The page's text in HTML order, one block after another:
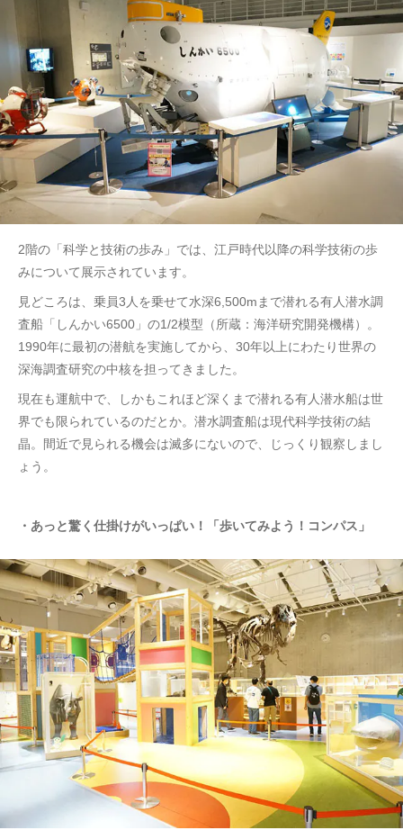
2階の「科学と技術の歩み」では、江戸時代以降の科学技術の歩
みについて展示されています。
見どころは、乗員3人を乗せて水深6,500mまで潜れる有人潜水調
査船「しんかい6500」の1/2模型（所蔵：海洋研究開発機構）。
1990年に最初の潜航を実施してから、30年以上にわたり世界の
深海調査研究の中核を担ってきました。
現在も運航中で、しかもこれほど深くまで潜れる有人潜水船は世
界でも限られているのだとか。潜水調査船は現代科学技術の結
晶。間近で見られる機会は滅多にないので、じっくり観察しまし
ょう。
・あっと驚く仕掛けがいっぱい！「歩いてみよう！コンパス」